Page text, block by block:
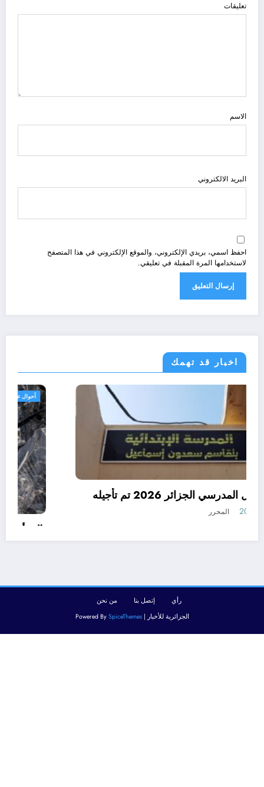
تعليقات
الاسم
البريد الالكتروني
احفظ اسمي، بريدي الإلكتروني، والموقع الإلكتروني في هذا المتصفح
لاستخدامها المرة المقبلة في تعليقي.
اخبار قد تهمك
الجزائر الحدث
رسميا الدخول المدرسي الجزائر 2026 تم تأجيله
أغسطس 8, 2026
رأي إتصل بنا
من نحن
الجزائرية للأخبار | Powered BySpiceThemes